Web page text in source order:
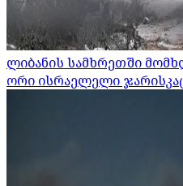
ლიბანის სამხრეთში
ორი ისრაელელი